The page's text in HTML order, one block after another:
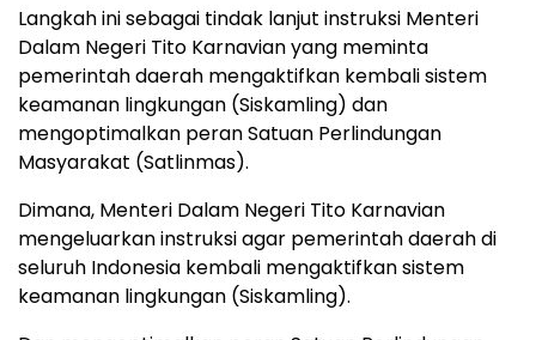
Langkah ini sebagai tindak lanjut instruksi Menteri
Dalam Negeri Tito Karnavian yang meminta
pemerintah daerah mengaktifkan kembali sistem
keamanan lingkungan (Siskamling) dan
mengoptimalkan peran Satuan Perlindungan
Masyarakat (Satlinmas).
Dimana, Menteri Dalam Negeri Tito Karnavian
mengeluarkan instruksi agar pemerintah daerah di
seluruh Indonesia kembali mengaktifkan sistem
keamanan lingkungan (Siskamling).